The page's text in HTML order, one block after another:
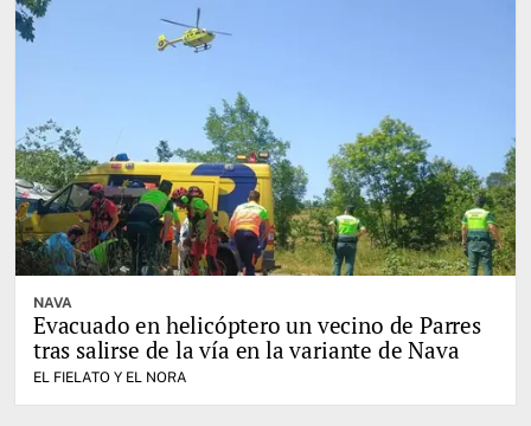
NAVA
Evacuado en helicóptero un vecino de Parres
tras salirse de la vía en la variante de Nava
EL FIELATO Y EL NORA